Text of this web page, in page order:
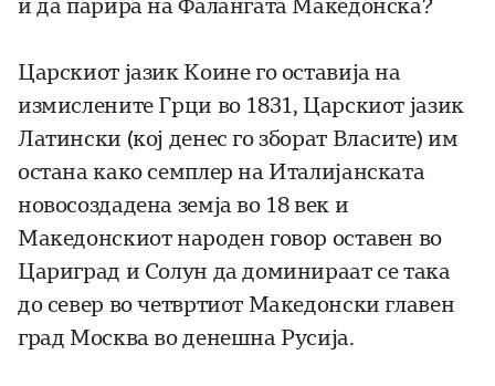
и да парира на Фалангата Македонска?
Царскиот јазик Коине го оставија на
измислените Грци во 1831, Царскиот јазик
Латински (кој денес го зборат Власите) им
остана како семплер на Италијанската
новосоздадена земја во 18 век и
Македонскиот народен говор оставен во
Цариград и Солун да доминираат се така
до север во четвртиот Македонски главен
град Москва во денешна Русија.